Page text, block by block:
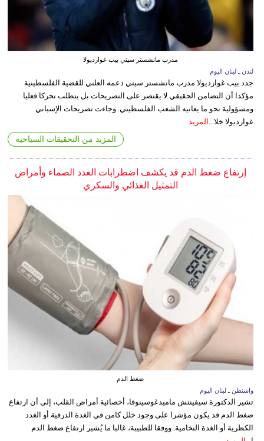
مدرب مانشستر سيتي بيب غوارديولا
لندن ـ لبنان اليوم
جدد بيب غوارديولا مدرب مانشستر سيتي دعمه العلني للقضية الفلسطينية
مؤكدا أن التضامن الحقيقي لا يقتصر على التصريحات بل يتطلب تحركا فعليا
ومسؤولية نحو ما يعانيه الشعب الفلسطيني. وجاءت تصريحات الإسباني
غوارديولا خلا...
المزيد
المزيد من التحقيقات السياحية
إرتفاع ضغط الدم قد يكشف اضطرابات الغدد الصماء وأمراض
التمثيل الغذائي والسكري
ضغط الدم
واشنطن ـ لبنان اليوم
تشير الدكتورة سيفينتش ماميدغوسينوفا، أخصائية أمراض القلب، إلى أن ارتفاع
ضغط الدم قد يكون مؤشرا على وجود خلل كامن في الغدة الدرقية أو الغدد
الكظرية أو الغدة النخامية. ووفقا للطبيبة، غالبا ما يُشير ارتفاع ضغط الدم